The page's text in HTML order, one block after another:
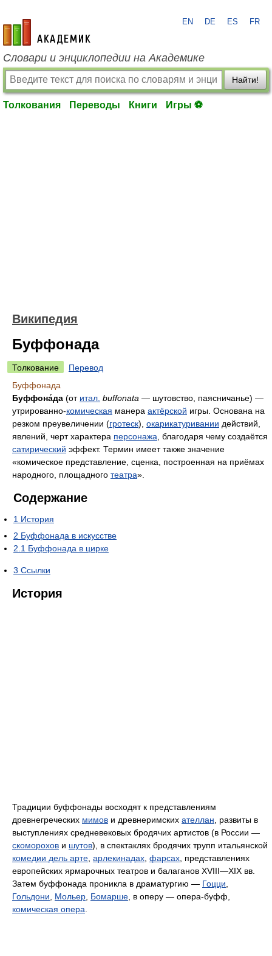
academic.ru
EN DE ES FR
Словари и энциклопедии на Академике
Найти!
Толкования Переводы Книги Игры ⚽
Википедия
Буффонада
Толкование
Перевод
Буффонада
Буффона́да (от итал. buffonata — шутовство, паясничанье) —
утрированно-комическая манера актёрской игры. Основана на
резком преувеличении (гротеск), окарикатуривании действий,
явлений, черт характера персонажа , благодаря чему создаётся
сатирический эффект. Термин имеет также значение
«комическое представление, сценка, построенная на приёмах
народного, площадного театра».
Содержание
1 История
2 Буффонада в искусстве
2.1 Буффонада в цирке
3 Ссылки
История
Традиции буффонады восходят к представлениям
древнегреческих мимов и древнеримских ателлан , развиты в
выступлениях средневековых бродячих артистов (в России —
скоморохов и шутов), в спектаклях бродячих трупп итальянской
комедии дель арте арлекинадах фарсах , представлениях
европейских ярмарочных театров и балаганов XVIII—XIX вв.
Затем буффонада проникла в драматургию — Гоцци
Гольдони
Мольер Бомарше , в оперу — опера-буфф,
комическая опера